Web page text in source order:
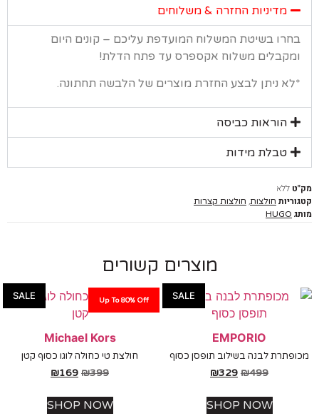
מדיניות החזרה & משלוחים
בשיטת המשלוח המועדפת עליכם – קונים היום
משלוח אקספרס עד פתח הדלת!
ניתן לבצע החזרת מוצרים של הלבשה תחתונה.
הוראות כביסה
טבלת מידות
ללא
חולצות ,חולצות קצרות
HUGO
מוצרים קשורים
SALE
EMPORIO
לבנה בשילוב תופסן כסוף
₪
₪329
SHOP NOW
SALE Up To 80% Off
Michael Kors
חולצת טי כחולה לוגו כסוף קטן
₪
₪169
SHOP NOW